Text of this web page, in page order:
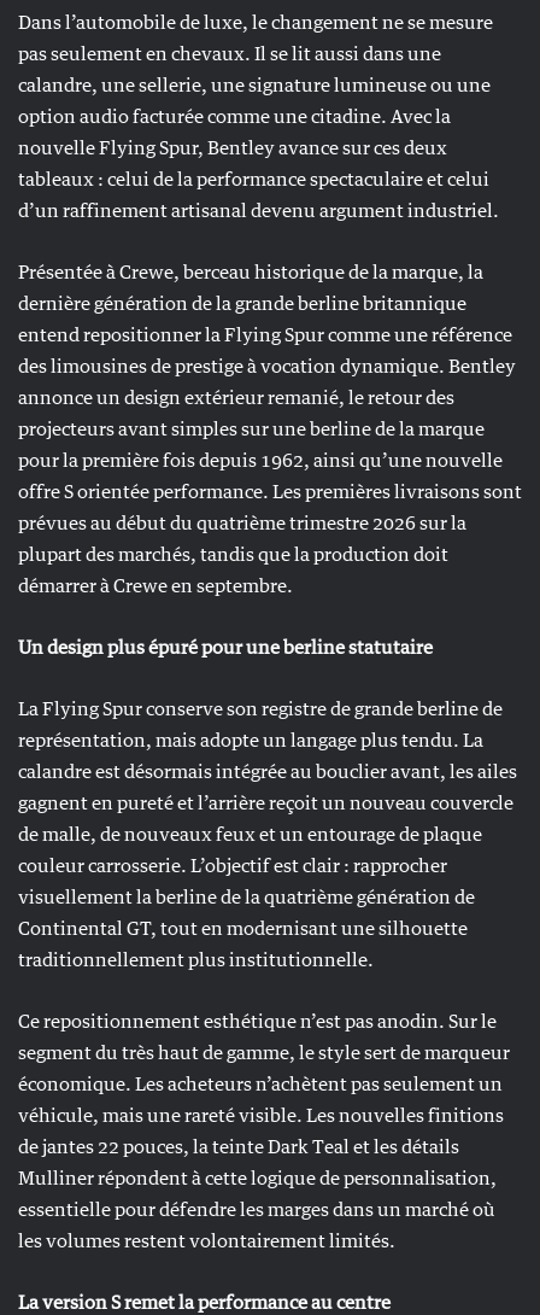
Dans l’automobile de luxe, le changement ne se mesure
pas seulement en chevaux. Il se lit aussi dans une
calandre, une sellerie, une signature lumineuse ou une
option audio facturée comme une citadine. Avec la
nouvelle Flying Spur, Bentley avance sur ces deux
tableaux : celui de la performance spectaculaire et celui
d’un raffinement artisanal devenu argument industriel.
Présentée à Crewe, berceau historique de la marque, la
dernière génération de la grande berline britannique
entend repositionner la Flying Spur comme une référence
des limousines de prestige à vocation dynamique. Bentley
annonce un design extérieur remanié, le retour des
projecteurs avant simples sur une berline de la marque
pour la première fois depuis 1962, ainsi qu’une nouvelle
offre S orientée performance. Les premières livraisons sont
prévues au début du quatrième trimestre 2026 sur la
plupart des marchés, tandis que la production doit
démarrer à Crewe en septembre.
Un design plus épuré pour une berline statutaire
La Flying Spur conserve son registre de grande berline de
représentation, mais adopte un langage plus tendu. La
calandre est désormais intégrée au bouclier avant, les ailes
gagnent en pureté et l’arrière reçoit un nouveau couvercle
de malle, de nouveaux feux et un entourage de plaque
couleur carrosserie. L’objectif est clair : rapprocher
visuellement la berline de la quatrième génération de
Continental GT, tout en modernisant une silhouette
traditionnellement plus institutionnelle.
Ce repositionnement esthétique n’est pas anodin. Sur le
segment du très haut de gamme, le style sert de marqueur
économique. Les acheteurs n’achètent pas seulement un
véhicule, mais une rareté visible. Les nouvelles finitions
de jantes 22 pouces, la teinte Dark Teal et les détails
Mulliner répondent à cette logique de personnalisation,
essentielle pour défendre les marges dans un marché où
les volumes restent volontairement limités.
La version S remet la performance au centre